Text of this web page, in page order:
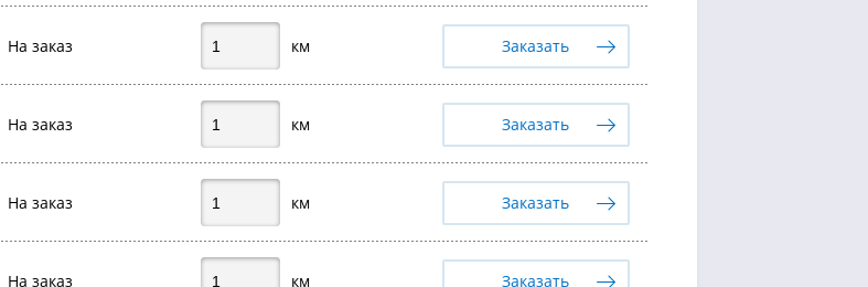
На заказ км Заказать
На заказ км Заказать
На заказ км Заказать
На заказ км Заказать